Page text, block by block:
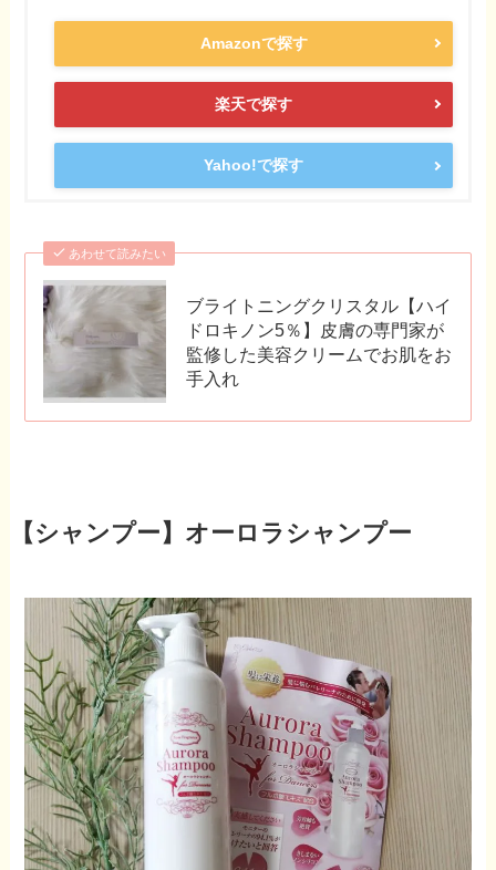
Amazonで探す
楽天で探す
Yahoo!で探す
あわせて読みたい
ブライトニングクリスタル【ハイ
ドロキノン5％】皮膚の専門家が
監修した美容クリームでお肌をお
手入れ
【シャンプー】オーロラシャンプー